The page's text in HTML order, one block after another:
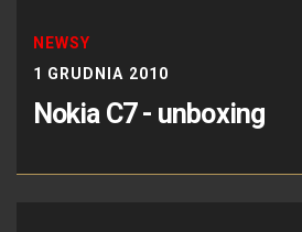
NEWSY
1 GRUDNIA 2010
Nokia C7 - unboxing